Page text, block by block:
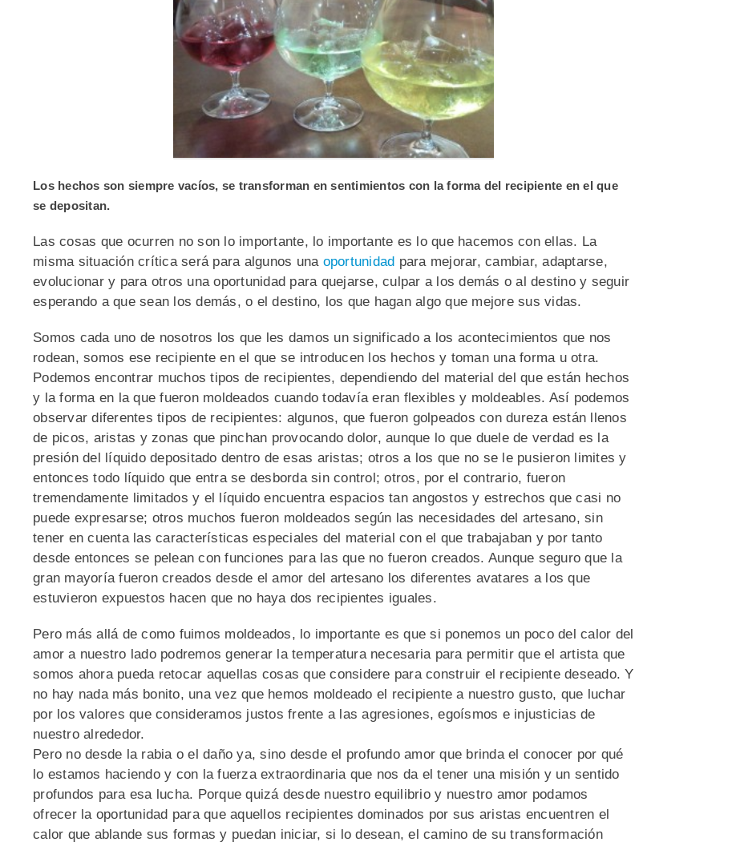
Los hechos son siempre vacíos, se transforman en sentimientos con la forma del recipiente en el que
se depositan.
Las cosas que ocurren no son lo importante, lo importante es lo que hacemos con ellas. La
misma situación crítica será para algunos una oportunidad para mejorar, cambiar, adaptarse,
evolucionar y para otros una oportunidad para quejarse, culpar a los demás o al destino y seguir
esperando a que sean los demás, o el destino, los que hagan algo que mejore sus vidas.
Somos cada uno de nosotros los que les damos un significado a los acontecimientos que nos
rodean, somos ese recipiente en el que se introducen los hechos y toman una forma u otra.
Podemos encontrar muchos tipos de recipientes, dependiendo del material del que están hechos
y la forma en la que fueron moldeados cuando todavía eran flexibles y moldeables. Así podemos
observar diferentes tipos de recipientes: algunos, que fueron golpeados con dureza están llenos
de picos, aristas y zonas que pinchan provocando dolor, aunque lo que duele de verdad es la
presión del líquido depositado dentro de esas aristas; otros a los que no se le pusieron limites y
entonces todo líquido que entra se desborda sin control; otros, por el contrario, fueron
tremendamente limitados y el líquido encuentra espacios tan angostos y estrechos que casi no
puede expresarse; otros muchos fueron moldeados según las necesidades del artesano, sin
tener en cuenta las características especiales del material con el que trabajaban y por tanto
desde entonces se pelean con funciones para las que no fueron creados. Aunque seguro que la
gran mayoría fueron creados desde el amor del artesano los diferentes avatares a los que
estuvieron expuestos hacen que no haya dos recipientes iguales.
Pero más allá de como fuimos moldeados, lo importante es que si ponemos un poco del calor del
amor a nuestro lado podremos generar la temperatura necesaria para permitir que el artista que
somos ahora pueda retocar aquellas cosas que considere para construir el recipiente deseado. Y
no hay nada más bonito, una vez que hemos moldeado el recipiente a nuestro gusto, que luchar
por los valores que consideramos justos frente a las agresiones, egoísmos e injusticias de
nuestro alrededor.
Pero no desde la rabia o el daño ya, sino desde el profundo amor que brinda el conocer por qué
lo estamos haciendo y con la fuerza extraordinaria que nos da el tener una misión y un sentido
profundos para esa lucha. Porque quizá desde nuestro equilibrio y nuestro amor podamos
ofrecer la oportunidad para que aquellos recipientes dominados por sus aristas encuentren el
calor que ablande sus formas y puedan iniciar, si lo desean, el camino de su transformación